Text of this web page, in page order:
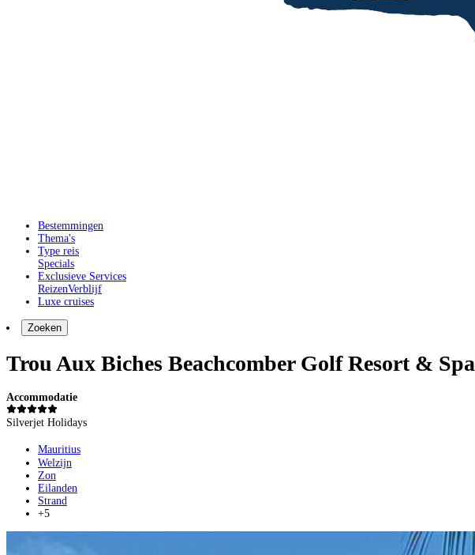
Bestemmingen
Thema's
Type reis
Specials
Exclusieve Services
ReizenVerblijf
Luxe cruises
Zoeken
Trou Aux Biches Beachcomber Golf Resort & Spa
Accommodatie
Silverjet Holidays
Mauritius
Welzijn
Zon
Eilanden
Strand
+5